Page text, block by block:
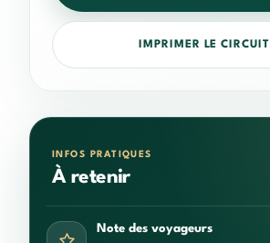
IMPRIMER LE CIRCUIT
INFOS PRATIQUES
À retenir
Note des voyageurs